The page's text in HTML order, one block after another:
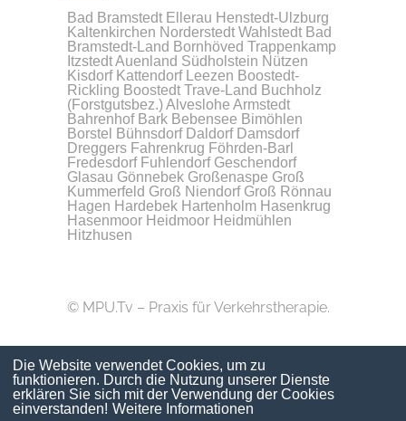
Die Website verwendet Cookies, um zu
funktionieren. Durch die Nutzung unserer Dienste
erklären Sie sich mit der Verwendung der Cookies
einverstanden! Weitere Informationen
Bad Bramstedt Ellerau Henstedt-Ulzburg
Kaltenkirchen Norderstedt Wahlstedt Bad
Bramstedt-Land Bornhöved Trappenkamp
ItzstedtAuenland Südholstein Nützen
Kisdorf Kattendorf Leezen Boostedt-
Rickling Boostedt Trave-Land Buchholz
(Forstgutsbez.)Alveslohe Armstedt
Bahrenhof Bark Bebensee Bimöhlen
Borstel
Bühnsdorf Daldorf Damsdorf
Dreggers Fahrenkrug Föhrden-Barl
Fredesdorf Fuhlendorf Geschendorf
Glasau Gönnebek Großenaspe Groß
Kummerfeld Groß Niendorf Groß Rönnau
Hagen Hardebek Hartenholm Hasenkrug
Hasenmoor Heidmoor Heidmühlen
Hitzhusen
© MPU.Tv – Praxis für Verkehrstherapie.